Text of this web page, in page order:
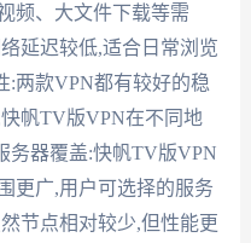
频、大文件下载等需
延迟较低,适合日常浏览
:两款VPN都有较好的稳
帆TV版VPN在不同地
务器覆盖:快帆TV版VPN
更广,用户可选择的服务
节点相对较少,但性能更